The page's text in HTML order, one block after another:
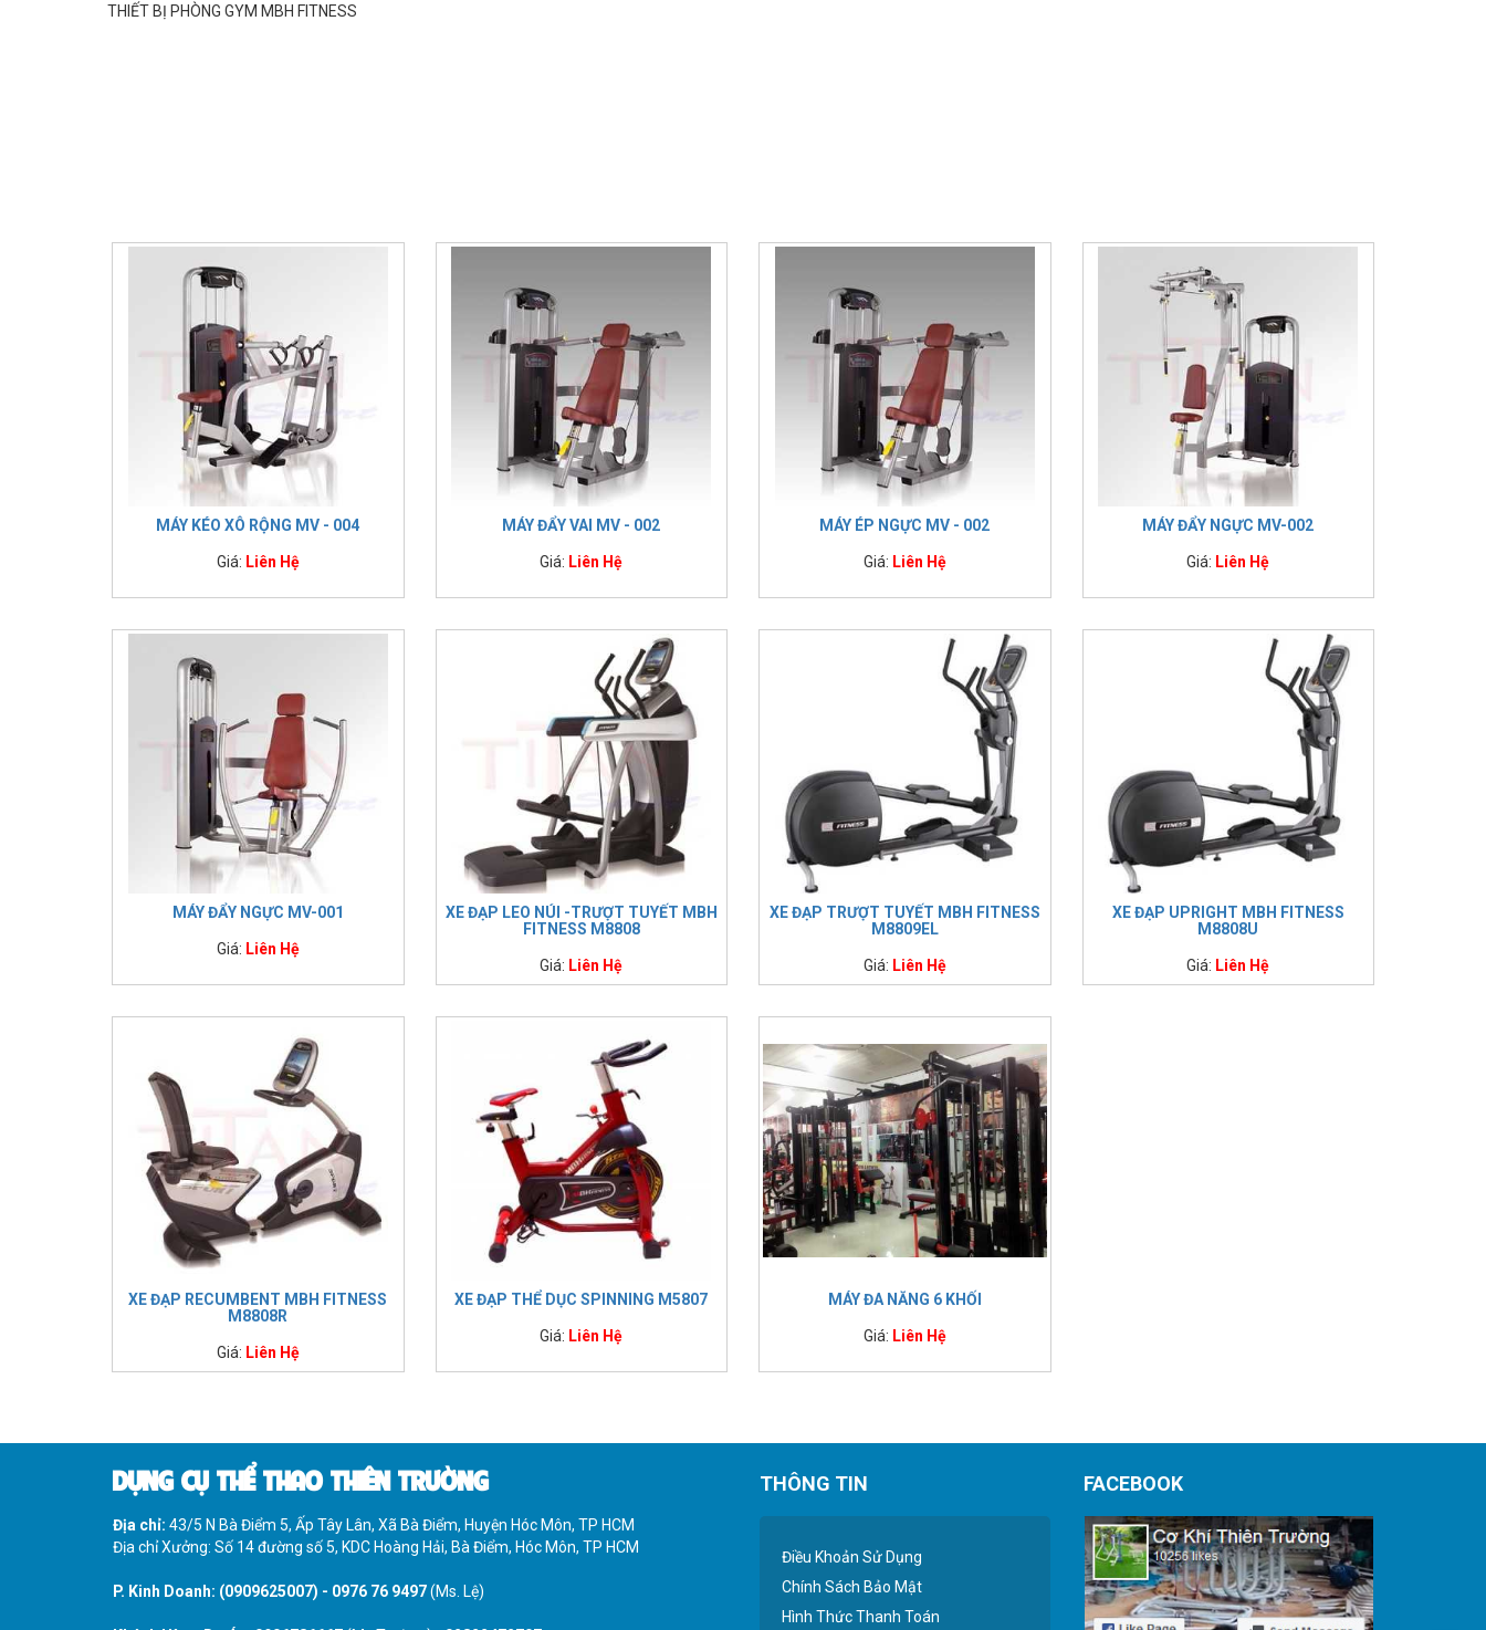
THIẾT BỊ PHÒNG GYM MBH
THIẾT BỊ PHÒNG GYM MBH FITNESS
MÁY KÉO XÔ RỘNG MV - 004
Giá: Liên Hệ
MÁY ĐẨY VAI MV - 002
Giá: Liên Hệ
MÁY ÉP NGỰC MV - 002
Giá: Liên Hệ
MÁY ĐẨY NGỰC MV-002
Giá: Liên Hệ
MÁY ĐẨY NGỰC MV-001
Giá: Liên Hệ
XE ĐẠP LEO NÚI -TRƯỢT TUYẾT MBH
FITNESS M8808
Giá: Liên Hệ
XE ĐẠP TRƯỢT TUYẾT MBH FITNESS
M8809EL
Giá: Liên Hệ
XE ĐẠP UPRIGHT MBH FITNESS
M8808U
Giá: Liên Hệ
XE ĐẠP RECUMBENT MBH FITNESS
M8808R
Giá: Liên Hệ
XE ĐẠP THỂ DỤC SPINNING M5807
Giá: Liên Hệ
MÁY ĐA NĂNG 6 KHỐI
Giá: Liên Hệ
DỤNG CỤ THỂ THAO THIÊN TRƯỜNG
Địa chỉ: 43/5 N Bà Điểm 5, Ấp Tây Lân, Xã Bà Điểm, Huyện Hóc Môn, TP HCM
Địa chỉ Xưởng: Số 14 đường số 5, KDC Hoàng Hải, Bà Điểm, Hóc Môn, TP HCM
P. Kinh Doanh: (0909625007) - 0976 76 9497(Ms. Lệ)
THÔNG TIN
Điều Khoản Sử Dụng
Chính Sách Bảo Mật
Hình Thức Thanh Toán
FACEBOOK